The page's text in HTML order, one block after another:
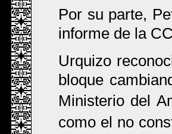
Por su parte,
informe de la
Urquizo
bloque
Ministerio del
como el no